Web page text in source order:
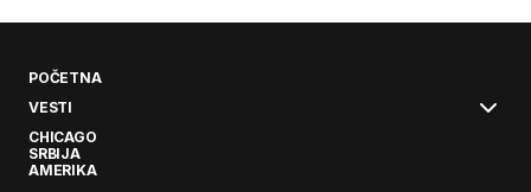
POČETNA
VESTI
CHICAGO
SRBIJA
AMERIKA